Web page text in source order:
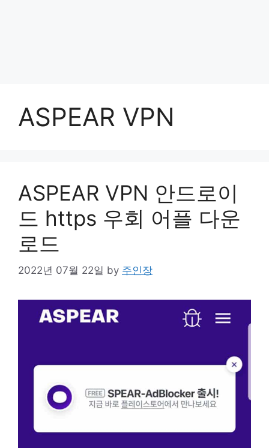
ASPEAR VPN
ASPEAR VPN 안드로이
드 https 우회 어플 다운
로드
2022년 07월 22일 by 주인장